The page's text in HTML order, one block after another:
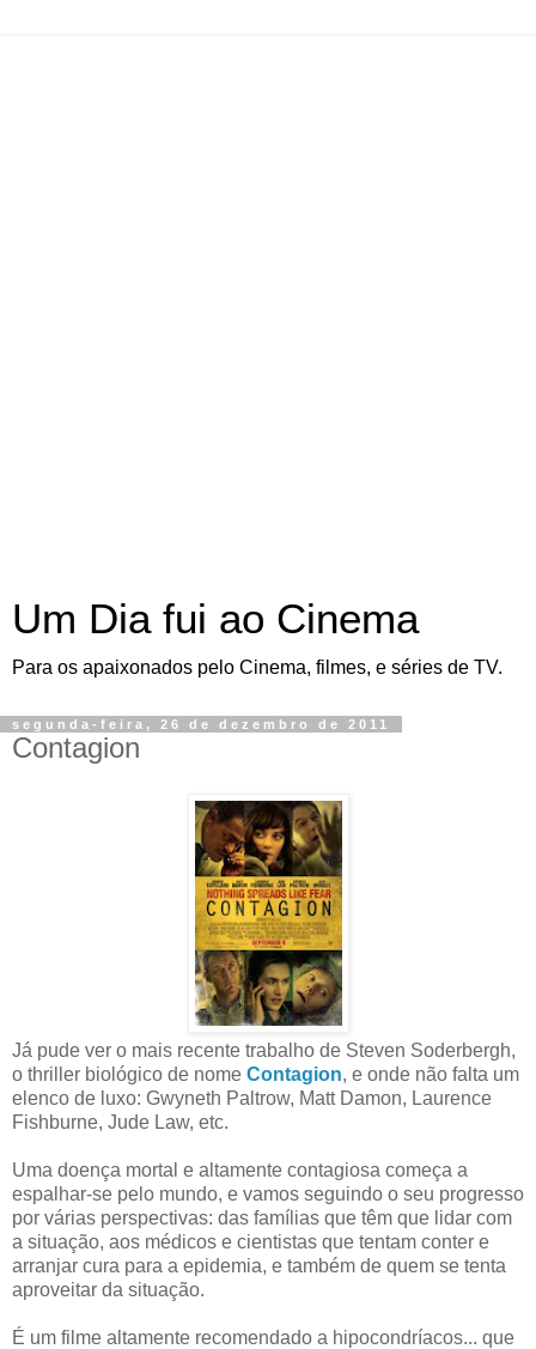
Um Dia fui ao Cinema
Para os apaixonados pelo Cinema, filmes, e séries de TV.
segunda-feira, 26 de dezembro de 2011
Contagion
Já pude ver o mais recente trabalho de Steven Soderbergh,
o thriller biológico de nome Contagion, e onde não falta um
elenco de luxo: Gwyneth Paltrow, Matt Damon, Laurence
Fishburne, Jude Law, etc.
Uma doença mortal e altamente contagiosa começa a
espalhar-se pelo mundo, e vamos seguindo o seu progresso
por várias perspectivas: das famílias que têm que lidar com
a situação, aos médicos e cientistas que tentam conter e
arranjar cura para a epidemia, e também de quem se tenta
aproveitar da situação.
É um filme altamente recomendado a hipocondríacos... que